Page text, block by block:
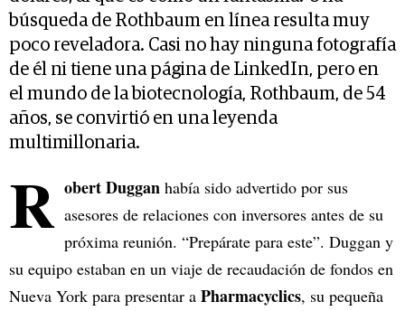
búsqueda de Rothbaum en línea resulta muy
poco reveladora. Casi no hay ninguna fotografía
de él ni tiene una página de LinkedIn, pero en
el mundo de la biotecnología, Rothbaum, de 54
años, se convirtió en una leyenda
multimillonaria.
R obert Duggan había sido advertido por sus
asesores de relaciones con inversores antes de su
próxima reunión. “Prepárate para este”. Duggan y
su equipo estaban en un viaje de recaudación de fondos en
Nueva York para presentar a Pharmacyclics, su pequeña